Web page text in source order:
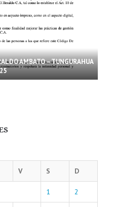
AMBATO – TUNGURAHUA
V S D
1 2